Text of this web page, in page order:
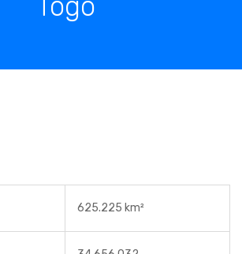
625.225 km²